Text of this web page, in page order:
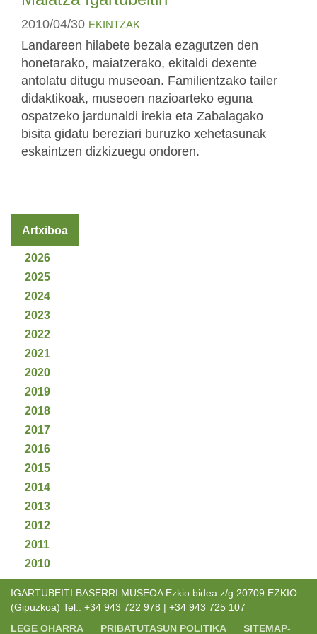
2010/04/30 EKINTZAK
Landareen hilabete bezala ezagutzen den
honetarako, maiatzerako, ekitaldi dexente
antolatu ditugu museoan. Familientzako tailer
didaktikoak, museoen nazioarteko eguna
ospatzeko jardunaldi irekia eta Zabalagako
bisita gidatu bereziari buruzko xehetasunak
eskaintzen dizkizuegu ondoren.
Artxiboa
2026
2025
2024
2023
2022
2021
2020
2019
2018
2017
2016
2015
2014
2013
2012
2011
2010
IGARTUBEITI BASERRI MUSEOA Ezkio bidea z/g 20709 EZKIO.
(Gipuzkoa) Tel.: +34 943 722 978 | +34 943 725 107
LEGE OHARRA
PRIBATUTASUN POLITIKA SITEMAP-